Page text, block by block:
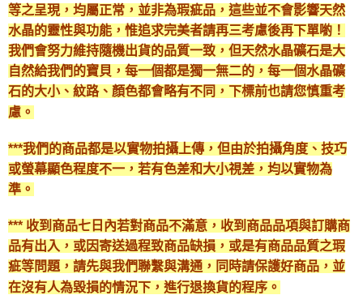
等之呈現，均屬正常，並非為瑕疵品，這些並不會影響天然
水晶的靈性與功能，惟追求完美者請再三考慮後再下單喲！
我們會努力維持隨機出貨的品質一致，但天然水晶礦石是大
自然給我們的寶貝，每一個都是獨一無二的，每一個水晶礦
石的大小、紋路、顏色都會略有不同，下標前也請您慎重考
慮。
***我們的商品都是以實物拍攝上傳，但由於拍攝角度、技巧
或螢幕顯色程度不一，若有色差和大小視差，均以實物為
準。
*** 收到商品七日內若對商品不滿意，收到商品品項與訂購商
品有出入，或因寄送過程致商品缺損，或是有商品品質之瑕
疵等問題，請先與我們聯繫與溝通，同時請保護好商品，並
在沒有人為毀損的情況下，進行退換貨的程序。